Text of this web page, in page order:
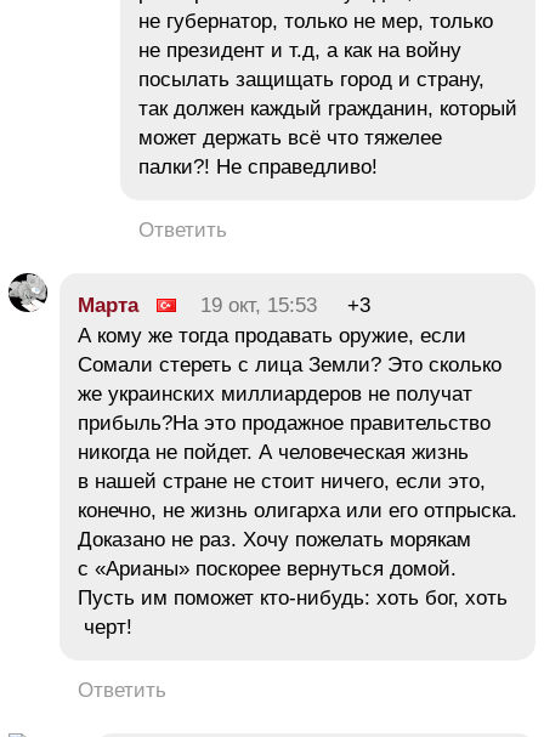
не губернатор, только не мер, только
не президент и т.д, а как на войну
посылать защищать город и страну,
так должен каждый гражданин, который
может держать всё что тяжелее
палки?! Не справедливо!
Ответить
Марта 19 окт, 15:53
+3
А кому же тогда продавать оружие, если
Сомали стереть с лица Земли? Это сколько
же украинских миллиардеров не получат
прибыль?На это продажное правительство
никогда не пойдет. А человеческая жизнь
в нашей стране не стоит ничего, если это,
конечно, не жизнь олигарха или его отпрыска.
Доказано не раз. Хочу пожелать морякам
с «Арианы» поскорее вернуться домой.
Пусть им поможет кто-нибудь: хоть бог, хоть
черт!
Ответить